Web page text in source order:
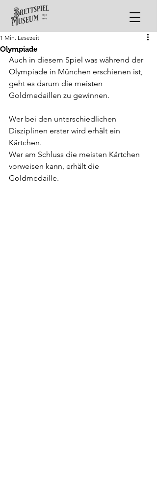
Olympiade
1 Min. Lesezeit
Auch in diesem Spiel was während der
Olympiade in München erschienen ist,
geht es darum die meisten
Goldmedaillen zu gewinnen.
Wer bei den unterschiedlichen
Disziplinen erster wird erhält ein
Kärtchen.
Wer am Schluss die meisten Kärtchen
vorweisen kann, erhält die
Goldmedaille.